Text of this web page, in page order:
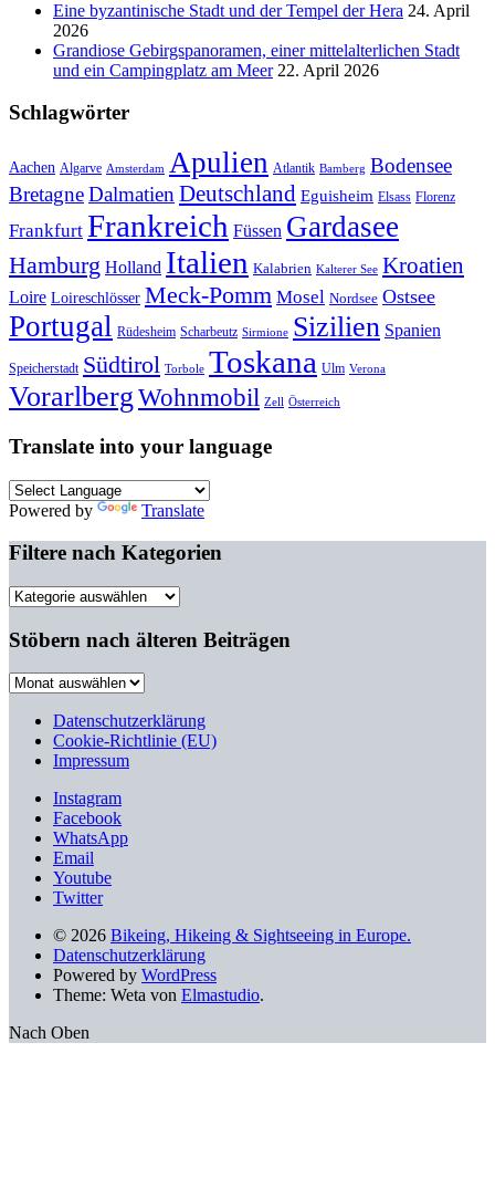
Eine byzantinische Stadt und der Tempel der Hera 24. April
2026
Grandiose Gebirgspanoramen, einer mittelalterlichen Stadt
und ein Campingplatz am Meer 22. April 2026
Schlagwörter
Aachen Algarve Amsterdam Apulien Atlantik Bamberg Bodensee
BretagneDalmatien Deutschland Eguisheim Elsass Florenz
Frankfurt Frankreich Füssen Gardasee
Hamburg Holland Italien Kalabrien Kalterer See Kroatien
Loire Loireschlösser Meck-Pomm Mosel Nordsee Ostsee
Portugal Rüdesheim Scharbeutz Sirmione Sizilien Spanien
Speicherstadt Südtirol Torbole Toskana Ulm Verona
VorarlbergWohnmobil Zell Österreich
Translate into your language
Powered by Translate
Filtere nach Kategorien
Filtere
Kategorien
Stöbern nach älteren Beiträgen
Stöbern
älteren
Beiträgen
Datenschutzerklärung
Cookie-Richtlinie (EU)
Impressum
Instagram
Facebook
WhatsApp
Email
Youtube
Twitter
© 2026 Bikeing, Hikeing & Sightseeing in Europe.
Datenschutzerklärung
Powered by WordPress
Theme: Weta von Elmastudio.
Nach Oben